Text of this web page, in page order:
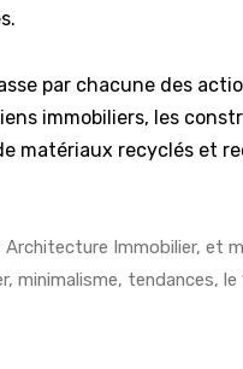
par chacune des
immobiliers, les
matériaux recyclés et
Architecture Immobilier, et
, minimalisme, tendances, le